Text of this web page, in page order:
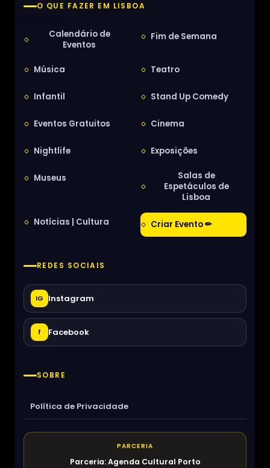
O QUE FAZER EM LISBOA
Calendário de
Eventos
Fim de Semana
Música Teatro
Infantil Stand Up Comedy
Eventos Gratuitos Cinema
Nightlife Exposições
Museus
Salas de
Espetáculos de
Lisboa
Notícias | Cultura Criar Evento ✏
REDES SOCIAIS
IG Instagram
f Facebook
SOBRE
Política de Privacidade
PARCERIA
Parceria: Agenda Cultural Porto